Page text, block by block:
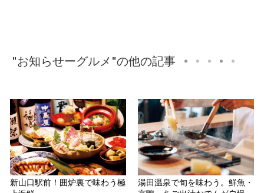
"お知らせーグルメ"の他の記事
新山口駅前！囲炉裏で味わう極
湯田温泉で旬を味わう。鮮魚・